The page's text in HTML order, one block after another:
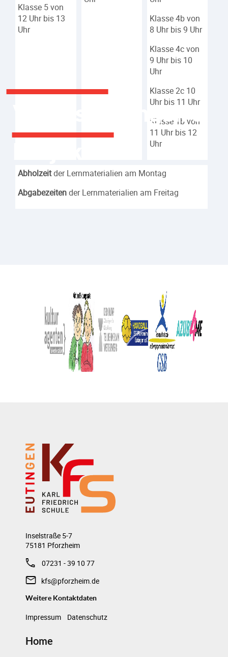
Veranstaltungen &
Klasse 5 von
12 Uhr bis 13
Uhr
Klasse 4b von
8 Uhr bis 9 Uhr
Klasse 4c von
9 Uhr bis 10
Uhr
Klasse 2c 10
Uhr bis 11 Uhr
Klasse 1b von
11 Uhr bis 12
Uhr
Abholzeitder Lernmaterialien am Montag
Abgabezeitender Lernmaterialien am Freitag
Inselstraße 5-7
75181 Pforzheim
07231 - 39 10 77
kfs@pforzheim.de
Weitere Kontaktdaten
Impressum Datenschutz
Home